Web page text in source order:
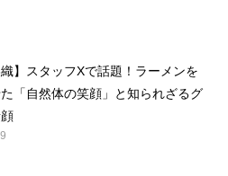
織】スタッフXで話題！ラーメンを
「自然体の笑顔」と知られざるグ